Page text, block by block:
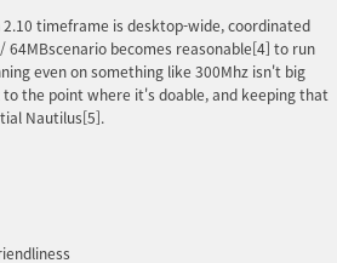
timeframe is desktop-wide, coordinated
64MBscenario becomes reasonable[4] to run
even on something like 300Mhz isn't big
the point where it's doable, and keeping that
Nautilus[5].